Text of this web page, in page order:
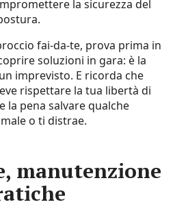
la sicurezza del
fai-da-te, prova prima in
soluzioni in gara: è la
imprevisto. E ricorda che
rispettare la tua libertà di
la pena salvare qualche
o ti distrae.
manutenzione